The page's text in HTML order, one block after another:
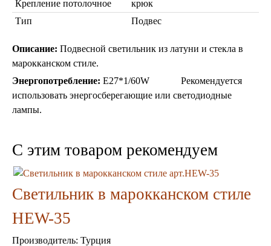
Марокканские лампы
Мозаичные лампы
Марокканские Мозаичные
Крепление потолочное
крюк
Тип
Подвес
Описание: Подвесной светильник из латуни и стекла в
марокканском стиле.
Энергопотребление: Е27*1/60W Рекомендуется
использовать энергосберегающие или светодиодные
лампы.
C этим товаром рекомендуем
Cветильник в марокканском стиле
HEW-35
Производитель: Турция